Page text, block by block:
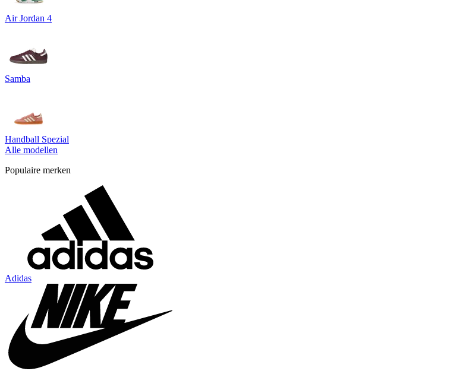
Air Jordan 4
Samba
Handball Spezial
Alle modellen
Populaire merken
Adidas